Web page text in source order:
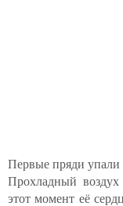
Первые пряди упали
Прохладный
этот момент её